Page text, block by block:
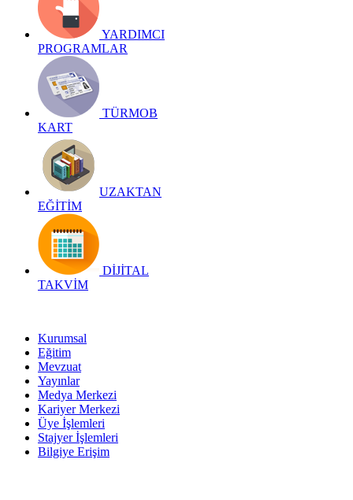
YARDIMCI
PROGRAMLAR
TÜRMOB
KART
UZAKTAN
EĞİTİM
DİJİTAL
TAKVİM
Kurumsal
Eğitim
Mevzuat
Yayınlar
Medya Merkezi
Kariyer Merkezi
Üye İşlemleri
Stajyer İşlemleri
Bilgiye Erişim